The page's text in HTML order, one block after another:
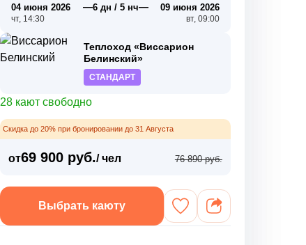
04 июня 2026
чт, 14:30
—6 дн / 5 нч— 09 июня 2026
вт, 09:00
Теплоход «Виссарион
Белинский»
СТАНДАРТ
28 кают свободно
Скидка до 20% при бронировании до 31 Августа
от69 900 руб./ чел 76 890 руб.
Выбрать каюту